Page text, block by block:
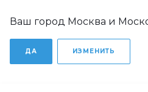
Ваш город Москва и
ДА ИЗМЕНИТЬ